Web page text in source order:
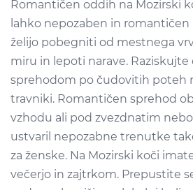
Romantičen oddih na Mozirski
lahko nepozaben in romantičen
želijo pobegniti od mestnega
miru in lepoti narave. Raziskujte
sprehodom po čudovitih poteh
travniki. Romantičen sprehod
vzhodu ali pod zvezdnatim
ustvaril nepozabne trenutke
za ženske. Na Mozirski koči
večerjo in zajtrkom. Prepustite